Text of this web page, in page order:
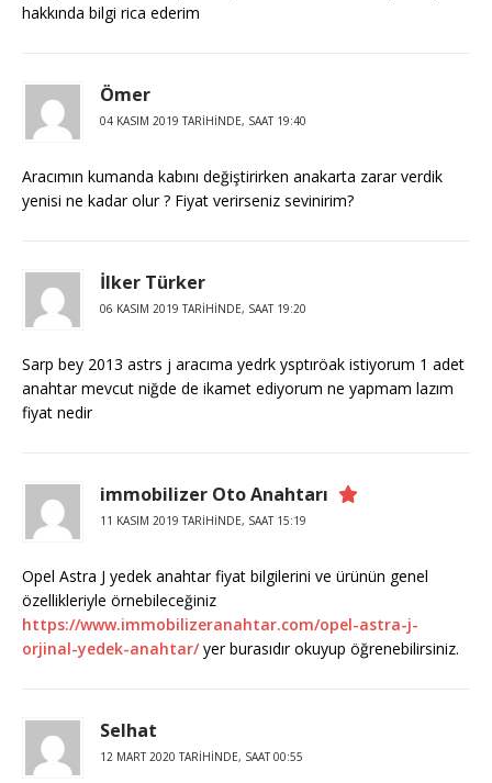
hakkında bilgi rica ederim
Ömer
04 KASIM 2019 TARIHINDE, SAAT 19:40
Aracımın kumanda kabını değiştirirken anakarta zarar verdik
yenisi ne kadar olur ? Fiyat verirseniz sevinirim?
İlker Türker
06 KASIM 2019 TARIHINDE, SAAT 19:20
Sarp bey 2013 astrs j aracıma yedrk ysptıröak istiyorum 1 adet
anahtar mevcut niğde de ikamet ediyorum ne yapmam lazım
fiyat nedir
immobilizer Oto Anahtarı
11 KASIM 2019 TARIHINDE, SAAT 15:19
Opel Astra J yedek anahtar fiyat bilgilerini ve ürünün genel
özellikleriyle örnebileceğiniz
https://www.immobilizeranahtar.com/opel-astra-j-
orjinal-yedek-anahtar/yer burasıdır okuyup öğrenebilirsiniz.
Selhat
12 MART 2020 TARIHINDE, SAAT 00:55